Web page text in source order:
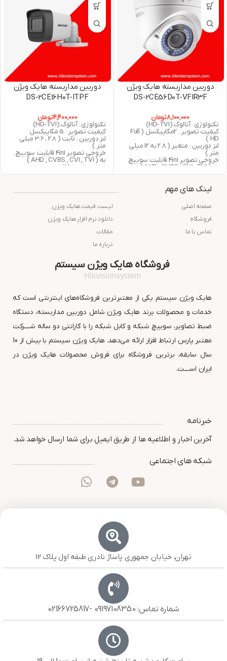
دوربین مداربسته هایک ویژن
DS-2CE56D0T-VFIR3F
8,100,000تومان
تکنولوژی : آنالوگ (HD-TVI)
کیفیت تصویر : 2مگاپیکسل ( Full
HD )
لنز دوربین : متغیر ( 2.8 به 12 میلی
متر )
خروجی تصویر 4in1 قابلیت سوییچ
به ( AHD , CVBS , CVI , TVI )
دید در شب : 40 متر مربع
گارانتی : 24 ماه شرکت پارس ارتباط
افزار
دوربین مداربسته هایک ویژن
DS-2CE16H0T-ITPF
4,400,000تومان
تکنولوژی : آنالوگ (HD-TVI)
کیفیت تصویر : 5 مگاپیکسل
لنز دوربین : ثابت ( 2.8 ، 3.6 میلی
متر )
خروجی تصویر 4in1 قابلیت سوییچ
به ( AHD , CVBS , CVI , TVI )
دید در شب : 25 متر مربع
استاندارد : IP67
لینک های مهم
صفحه اصلی
فروشگاه
تماس با ما
لیست قیمت هایک ویژن
دانلود نرم افزار هایک ویژن
مقالات
درباره ما
فروشگاه هایک ویژن سیستم
Hikvisionsystem
هایک ویژن سیستم یکی از معتبرترین فروشگاه‌های اینترنتی است که
خدمات و محصولات برند هایک ویژن شامل دوربین مداربسته، دستگاه
ضبط تصاویر، سوییچ شبکه و کابل شبکه را با گارانتی دو ساله شــــرکت
معتبر پارس ارتباط افزار ارائه می‌دهد. هایک ویژن سیستم با بیش از 10
سال سابقه، برترین فروشگاه برای فروش محصولات هایک ویژن در
ایران اســــت.
خبرنامه
آخرین اخبار و اطلاعیه ها از طریق ایمیل برای شما ارسال خواهد شد.
شبکه های اجتماعی
تهران، خیابان جمهوری پاساژ نادری طبقه اول پلاک 12
شماره تماس: 09197108350 -02166725817